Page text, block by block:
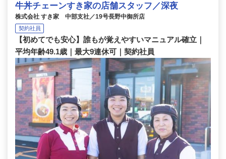
牛丼チェーンすき家の店舗スタッフ／深夜
株式会社 すき家 中部支社／19号長野中御所店
契約社員
【初めてでも安心】誰もが覚えやすいマニュアル確立｜
平均年齢49.1歳｜最大9連休可｜契約社員